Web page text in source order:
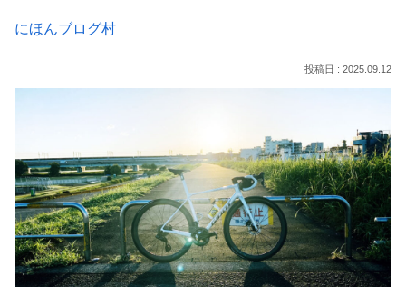
にほんブログ村
2025.09.12